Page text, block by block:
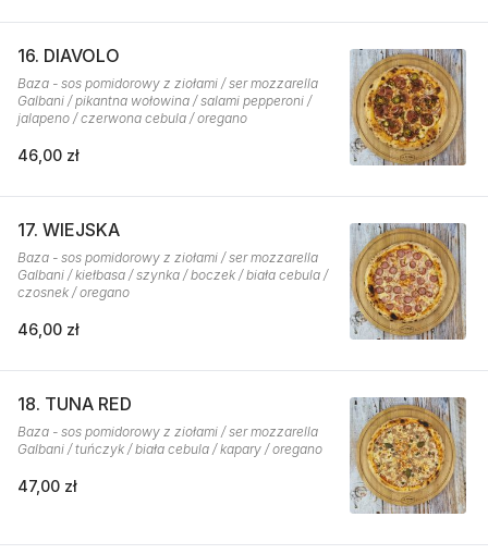
16. DIAVOLO
Baza - sos pomidorowy z ziołami / ser mozzarella
Galbani / pikantna wołowina / salami pepperoni /
jalapeno / czerwona cebula / oregano
46,00 zł
17. WIEJSKA
Baza - sos pomidorowy z ziołami / ser mozzarella
Galbani / kiełbasa / szynka / boczek / biała cebula /
czosnek / oregano
46,00 zł
18. TUNA RED
Baza - sos pomidorowy z ziołami / ser mozzarella
Galbani / tuńczyk / biała cebula / kapary / oregano
47,00 zł